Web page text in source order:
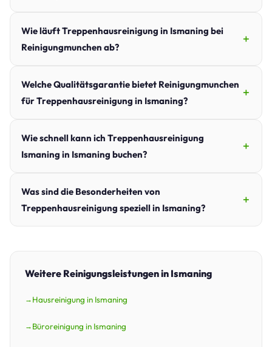
Wie läuft Treppenhausreinigung in Ismaning bei
Reinigungmunchen ab?
Welche Qualitätsgarantie bietet Reinigungmunchen
für Treppenhausreinigung in Ismaning?
Wie schnell kann ich Treppenhausreinigung
Ismaning in Ismaning buchen?
Was sind die Besonderheiten von
Treppenhausreinigung speziell in Ismaning?
Weitere Reinigungsleistungen in Ismaning
Hausreinigung in Ismaning
Büroreinigung in Ismaning